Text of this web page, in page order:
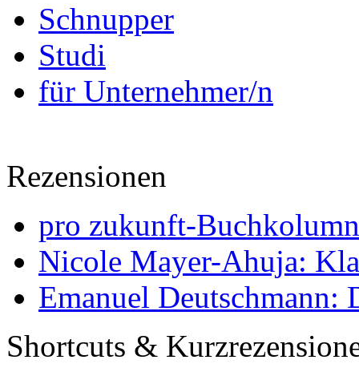
Schnupper
Studi
für Unternehmer/n
Rezensionen
pro zukunft-
Nicole Mayer-Ahuja:
Emanuel Deutschmann:
Shortcuts &